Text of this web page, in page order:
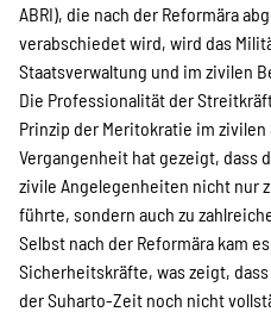
ABRI), die nach der Reformära
verabschiedet wird, wird das
Staatsverwaltung und im zivilen
Die Professionalität der
Prinzip der Meritokratie im
Vergangenheit hat gezeigt, dass
zivile Angelegenheiten nicht nur
führte, sondern auch zu
Selbst nach der Reformära kam
Sicherheitskräfte, was zeigt,
der Suharto-Zeit noch nicht